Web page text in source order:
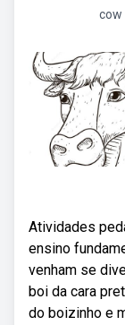
cow
Atividades
ensino
venham se
boi da cara
do boizinho e